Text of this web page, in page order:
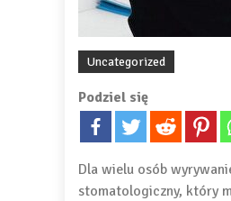
Uncategorized
Podziel się
Dla wielu osób
stomatologiczny, który